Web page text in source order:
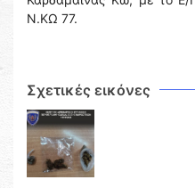
Ν.ΚΩ 77.
Σχετικές εικόνες